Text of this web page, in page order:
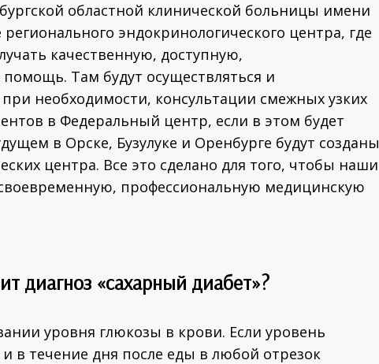
областной клинической больницы имени
эндокринологического центра, где
качественную, доступную,
Там будут осуществляться и
необходимости, консультации смежных узких
в Федеральный центр, если в этом будет
в Орске, Бузулуке и Оренбурге будут созданы
центра. Все это сделано для того, чтобы наши
профессиональную медицинскую
диагноз «сахарный диабет»?
уровня глюкозы в крови. Если уровень
в течение дня после еды в любой отрезок